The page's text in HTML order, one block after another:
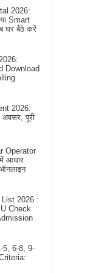
2026:
Smart
घर बैठे करें
Download
2026:
अवसर, पूरी
Operator
आधार
2026 :
Check
5, 6-8, 9-